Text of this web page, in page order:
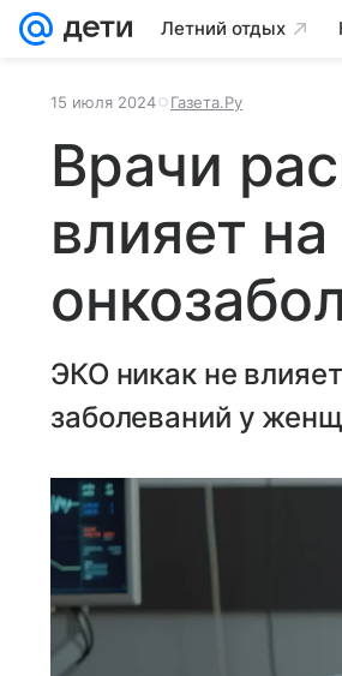
Летний отдых
15 июля 2024 Газета.Ру
Врачи
влияет
ЭКО никак не
заболеваний у